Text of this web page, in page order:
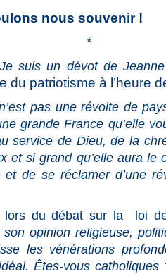
nous souvenir !
*
Je suis un dévot de
du patriotisme à l’heure
pas une révolte de
grande France qu’elle
service de Dieu, de la
et si grand qu’elle aura le
et de se réclamer d’une
lors du débat sur la loi
opinion religieuse,
les vénérations
Êtes-vous